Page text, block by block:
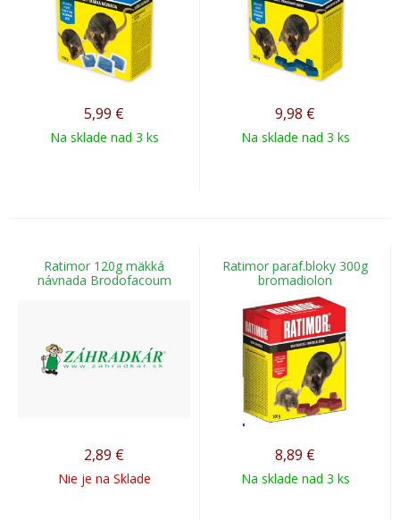
5,99 €
Na sklade nad 3 ks
9,98 €
Na sklade nad 3 ks
Ratimor 120g mäkká
návnada Brodofacoum
2,89 €
Nie je na Sklade
Ratimor paraf.bloky 300g
bromadiolon
8,89 €
Na sklade nad 3 ks